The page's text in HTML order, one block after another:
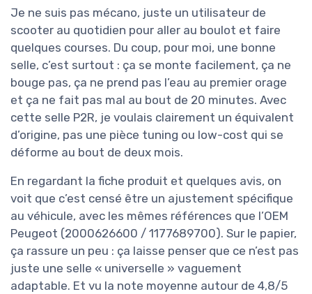
Je ne suis pas mécano, juste un utilisateur de
scooter au quotidien pour aller au boulot et faire
quelques courses. Du coup, pour moi, une bonne
selle, c’est surtout : ça se monte facilement, ça ne
bouge pas, ça ne prend pas l’eau au premier orage
et ça ne fait pas mal au bout de 20 minutes. Avec
cette selle P2R, je voulais clairement un équivalent
d’origine, pas une pièce tuning ou low-cost qui se
déforme au bout de deux mois.
En regardant la fiche produit et quelques avis, on
voit que c’est censé être un ajustement spécifique
au véhicule, avec les mêmes références que l’OEM
Peugeot (2000626600 / 1177689700). Sur le papier,
ça rassure un peu : ça laisse penser que ce n’est pas
juste une selle « universelle » vaguement
adaptable. Et vu la note moyenne autour de 4,8/5